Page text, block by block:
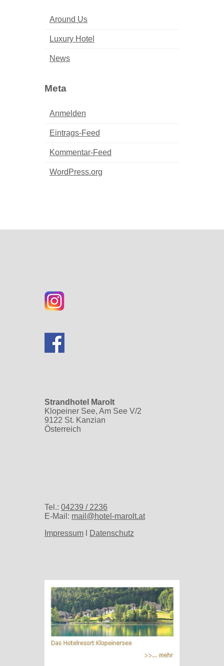
Around Us
Luxury Hotel
News
Meta
Anmelden
Eintrags-Feed
Kommentar-Feed
WordPress.org
Strandhotel Marolt
Klopeiner See, Am See V/2
9122 St. Kanzian
Österreich
Tel.: 04239 / 2236
E-Mail: mail@hotel-marolt.at
Impressum
Datenschutz